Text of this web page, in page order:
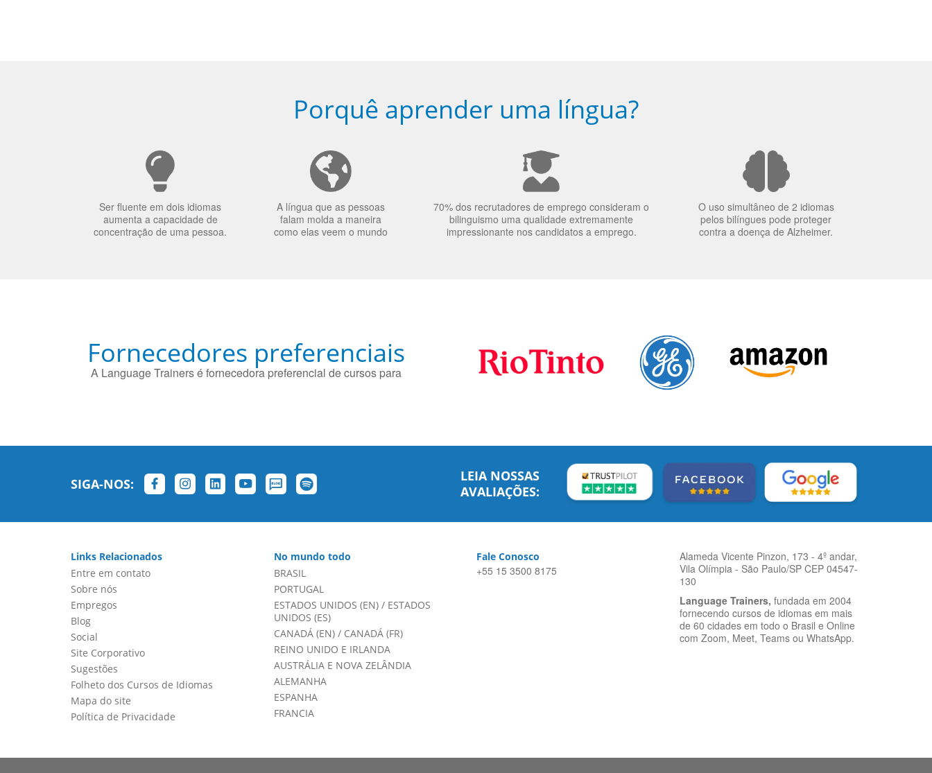
Porquê aprender uma língua?
Ser fluente em dois idiomas
aumenta a capacidade de
concentração de uma pessoa.
A língua que as pessoas
falam molda a maneira
como elas veem o mundo
70% dos recrutadores de emprego consideram o
bilinguismo uma qualidade extremamente
impressionante nos candidatos a emprego.
O uso simultâneo de 2 idiomas
pelos bilíngues pode proteger
contra a doença de Alzheimer.
Fornecedores preferenciais
A Language Trainers é fornecedora preferencial de cursos para
SIGA-NOS:
LEIA NOSSAS
AVALIAÇÕES:
Links Relacionados
Entre em contato
Sobre nós
Empregos
Blog
Social
Site Corporativo
Sugestões
Folheto dos Cursos de Idiomas
Mapa do site
Política de Privacidade
No mundo todo
BRASIL
PORTUGAL
ESTADOS UNIDOS (EN)/ ESTADOS
UNIDOS (ES)
CANADÁ (EN)/ CANADÁ (FR)
REINO UNIDO E IRLANDA
AUSTRÁLIA E NOVA ZELÂNDIA
ALEMANHA
ESPANHA
FRANCIA
Fale Conosco
+55 15 3500 8175
Alameda Vicente Pinzon, 173 - 4º andar,
Vila Olímpia - São Paulo/SP CEP 04547-
130
Language Trainers, fundada em 2004
fornecendo cursos de idiomas em mais
de 60 cidades em todo o Brasil e Online
com Zoom, Meet, Teams ou WhatsApp.